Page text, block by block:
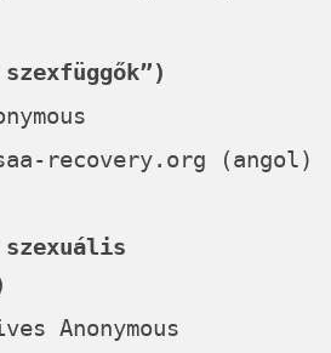
recovery.org (angol)
szexuális
Anonymous